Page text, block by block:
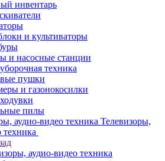
инвентарь
и культиваторы
и насосные станции
техника
пушки
и газонокосилки
пилы
Телевизоры,
техника
аудио-видео техника